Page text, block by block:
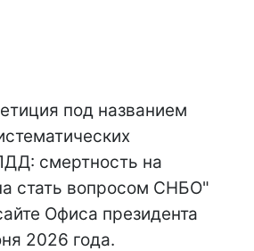
под названием
смертность на
стать вопросом СНБО"
Офиса президента
2026 года.